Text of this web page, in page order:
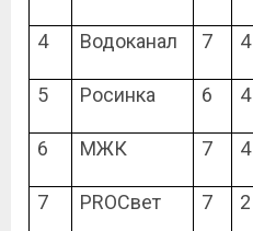
4 Водоканал 7 4
5 Росинка 6 4
6 МЖК 7 4
7 PROСвет 7 2